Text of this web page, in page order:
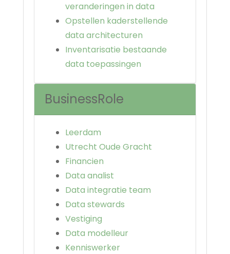
veranderingen in data
Opstellen kaderstellende
data architecturen
Inventarisatie bestaande
data toepassingen
BusinessRole
Leerdam
Utrecht Oude Gracht
Financien
Data analist
Data integratie team
Data stewards
Vestiging
Data modelleur
Kenniswerker